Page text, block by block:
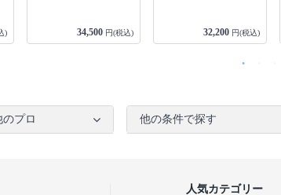
) 34,500 円(税込) 32,200 円(税込)
プロ 他の条件で探す
人気カテゴリー